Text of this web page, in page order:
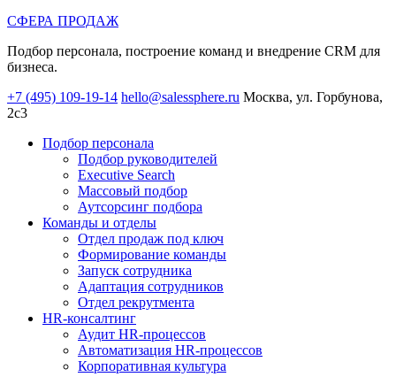
СФЕРА ПРОДАЖ
Подбор персонала, построение команд и внедрение CRM для
бизнеса.
+7 (495) 109-19-14 hello@salessphere.ru Москва, ул. Горбунова,
2с3
Подбор персонала
Подбор руководителей
Executive Search
Массовый подбор
Аутсорсинг подбора
Команды и отделы
Отдел продаж под ключ
Формирование команды
Запуск сотрудника
Адаптация сотрудников
Отдел рекрутмента
HR-консалтинг
Аудит HR-процессов
Автоматизация HR-процессов
Корпоративная культура